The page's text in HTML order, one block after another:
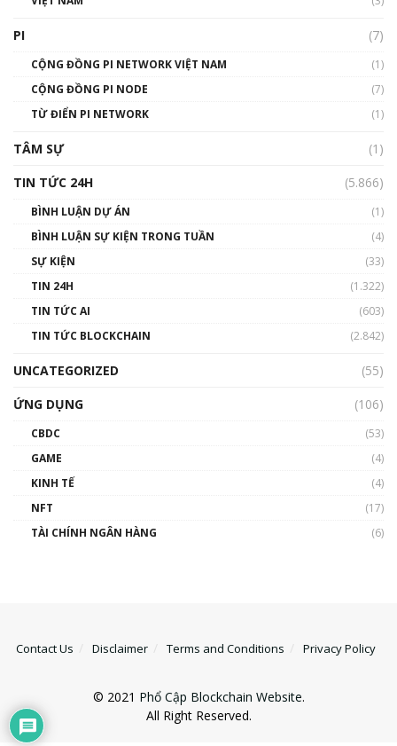
Talkshow 14: MemeCoin – Trò đùa tỷ đô
01:29:26
PI (7)
CỘNG ĐỒNG PI NETWORK VIỆT NAM
(1)
CỘNG ĐỒNG PI NODE
(7)
TỪ ĐIỂN PI NETWORK
(1)
TÂM SỰ
(1)
TIN TỨC 24H
(5.866)
BÌNH LUẬN DỰ ÁN
(1)
BÌNH LUẬN SỰ KIỆN TRONG TUẦN
(4)
SỰ KIỆN
(33)
TIN 24H
(1.322)
TIN TỨC AI
(603)
TIN TỨC BLOCKCHAIN
(2.842)
UNCATEGORIZED
(55)
ỨNG DỤNG
(106)
CBDC
(53)
GAME
(4)
KINH TẾ
(4)
NFT
(17)
TÀI CHÍNH NGÂN HÀNG
(6)
Contact Us Disclaimer Terms and Conditions Privacy Policy
© 2021 Phổ Cập Blockchain Website.
All Right Reserved.